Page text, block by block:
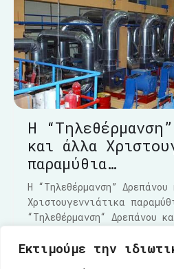
Εκτιμούμε την
Η
και άλλα
παραμύθια…
Η “Τηλεθέρμανση”
Χριστουγεννιάτικα
“Τηλεθέρμανση“ Δρεπάνου